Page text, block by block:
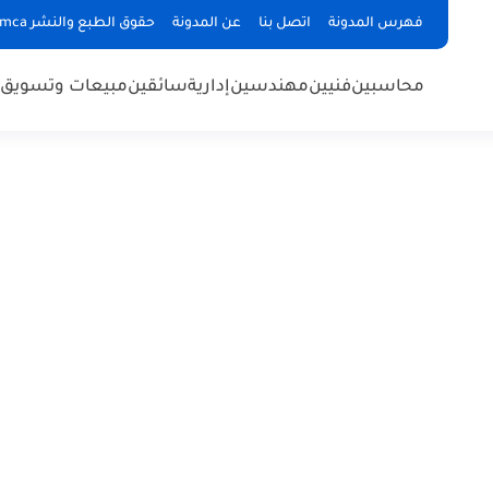
فهرس المدونة اتصل بنا عن المدونة حقوق الطبع والنشر dmca
محاسبينفنيينمهندسينإداريةسائقينمبيعات وتسويق